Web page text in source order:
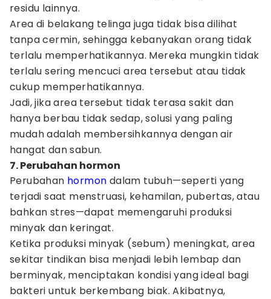
residu lainnya.
Area di belakang telinga juga tidak bisa dilihat
tanpa cermin, sehingga kebanyakan orang tidak
terlalu memperhatikannya. Mereka mungkin tidak
terlalu sering mencuci area tersebut atau tidak
cukup memperhatikannya.
Jadi, jika area tersebut tidak terasa sakit dan
hanya berbau tidak sedap, solusi yang paling
mudah adalah membersihkannya dengan air
hangat dan sabun.
7. Perubahan hormon
Perubahan hormon dalam tubuh—seperti yang
terjadi saat menstruasi, kehamilan, pubertas, atau
bahkan stres—dapat memengaruhi produksi
minyak dan keringat.
Ketika produksi minyak (sebum) meningkat, area
sekitar tindikan bisa menjadi lebih lembap dan
berminyak, menciptakan kondisi yang ideal bagi
bakteri untuk berkembang biak. Akibatnya,